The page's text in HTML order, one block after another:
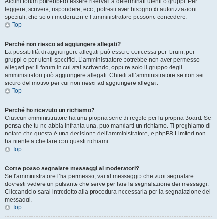
Alcuni forum potrebbero essere riservati a determinati utenti o gruppi. Per
leggere, scrivere, rispondere, ecc., potresti aver bisogno di autorizzazioni
speciali, che solo i moderatori e l’amministratore possono concedere.
Top
Perché non riesco ad aggiungere allegati?
La possibilità di aggiungere allegati può essere concessa per forum, per
gruppi o per utenti specifici. L’amministratore potrebbe non aver permesso
allegati per il forum in cui stai scrivendo, oppure solo il gruppo degli
amministratori può aggiungere allegati. Chiedi all’amministratore se non sei
sicuro del motivo per cui non riesci ad aggiungere allegati.
Top
Perché ho ricevuto un richiamo?
Ciascun amministratore ha una propria serie di regole per la propria Board. Se
pensa che tu ne abbia infranta una, può mandarti un richiamo. Ti preghiamo di
notare che questa è una decisione dell’amministratore, e phpBB Limited non
ha niente a che fare con questi richiami.
Top
Come posso segnalare messaggi ai moderatori?
Se l’amministratore l’ha permesso, vai al messaggio che vuoi segnalare:
dovresti vedere un pulsante che serve per fare la segnalazione dei messaggi.
Cliccandolo sarai introdotto alla procedura necessaria per la segnalazione dei
messaggi.
Top